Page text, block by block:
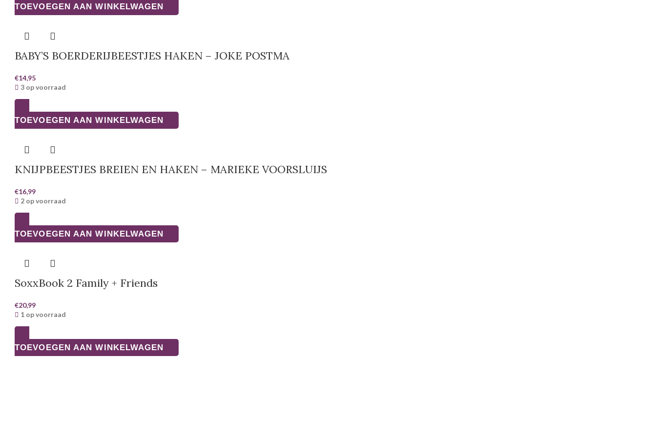
TOEVOEGEN AAN WINKELWAGEN
BABY’S BOERDERIJBEESTJES HAKEN – JOKE POSTMA
€14,95
3 op voorraad
TOEVOEGEN AAN WINKELWAGEN
KNIJPBEESTJES BREIEN EN HAKEN – MARIEKE VOORSLUIJS
€16,99
2 op voorraad
TOEVOEGEN AAN WINKELWAGEN
SoxxBook 2 Family + Friends
€20,99
1 op voorraad
TOEVOEGEN AAN WINKELWAGEN